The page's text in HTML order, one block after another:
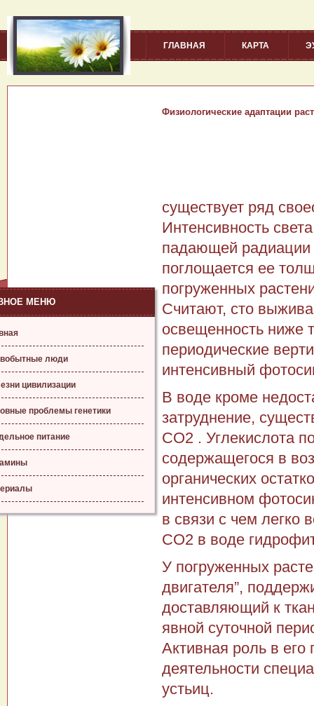
ГЛАВНАЯ КАРТА
МЕНЮ
люди
цивилизации
проблемы генетики
питание
Физиологические адаптации
существует ряд
Интенсивность
падающей радиации
поглощается ее
погруженных
Считают, сто
освещенность ниже
периодические
интенсивный
В воде кроме
затруднение,
СО2 . Углекислота
содержащегося в
органических
интенсивном
в связи с чем легко
СО2 в воде
У погруженных
двигателя”,
доставляющий к
явной суточной
Активная роль в
деятельности
устьиц.